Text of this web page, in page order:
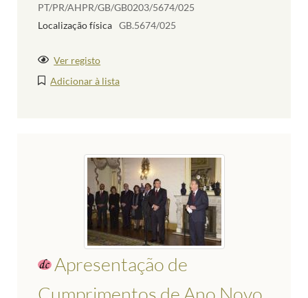
PT/PR/AHPR/GB/GB0203/5674/025
Localização física GB.5674/025
Ver registo
Adicionar à lista
Apresentação de